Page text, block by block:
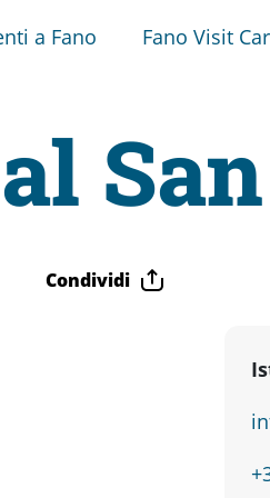
a Fano Fano Visit
Condividi